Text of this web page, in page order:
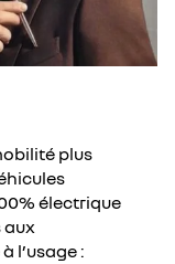
plus
électrique
aux
l’usage :